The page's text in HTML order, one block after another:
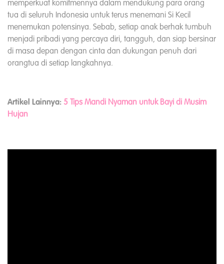
memperkuat komitmennya dalam mendukung para orang
tua di seluruh Indonesia untuk terus menemani Si Kecil
menemukan potensinya. Sebab, setiap anak berhak tumbuh
menjadi pribadi yang percaya diri, tangguh, dan siap bersinar
di masa depan dengan cinta dan dukungan penuh dari
orangtua di setiap langkahnya.
Artikel Lainnya: 5 Tips Mandi Nyaman untuk Bayi di Musim
Hujan